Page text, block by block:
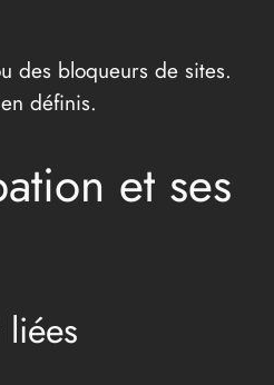
des bloqueurs de sites.
définis.
et ses